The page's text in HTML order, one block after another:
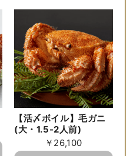
【活〆ボイル】毛ガニ
(大・1.5-2人前)
￥26,100